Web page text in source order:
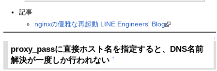
記事
nginxの優雅な再起動 LINE Engineers' Blog
↑
proxy_passに直接ホスト名を指定すると、DNS名前
解決が一度しか行われない†